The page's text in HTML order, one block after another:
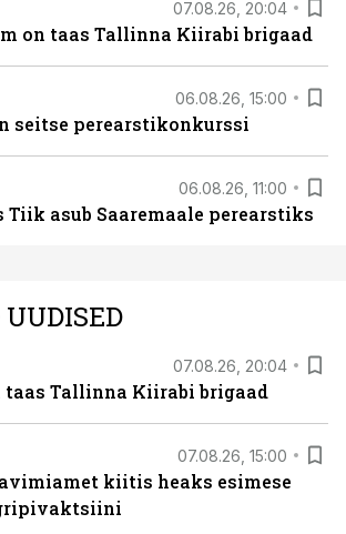
07.08.26, 20:04
on taas Tallinna Kiirabi brigaad
06.08.26, 15:00
seitse perearstikonkurssi
06.08.26, 11:00
Tiik asub Saaremaale perearstiks
07.08.26, 20:04
taas Tallinna Kiirabi brigaad
07.08.26, 15:00
kiitis heaks esimese